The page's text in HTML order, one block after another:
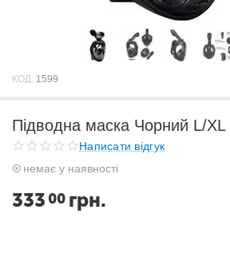
КОД: 1599
Підводна маска Чорний L/XL
Написати відгук
немає у наявності
333 00 грн.